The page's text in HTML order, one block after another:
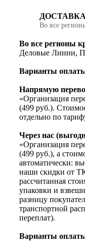
Во все
Во все регионы
Деловые Линии,
Варианты
Напрямую
«Организация
(499 руб.).
отдельно по
Через нас
«Организация
(499 руб.), а
автоматически:
наши скидки от
рассчитанная
упаковки и
разницу
транспортной
переплат).
Варианты